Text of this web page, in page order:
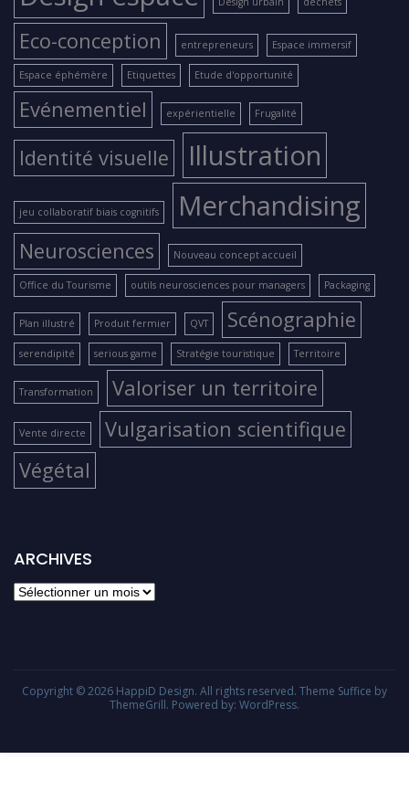
Eco-conception entrepreneurs Espace immersif
Espace éphémère Etiquettes Etude d'opportunité
Evénementiel expérientielle Frugalité
Identité visuelle Illustration
jeu collaboratif biais cognitifs Merchandising
Neurosciences Nouveau concept accueil
Office du Tourisme outils neurosciences pour managers Packaging
Plan illustré Produit fermier QVT Scénographie
serendipité serious game Stratégie touristique Territoire
Transformation Valoriser un territoire
Vente directe
Vulgarisation scientifique
Végétal
ARCHIVES
Copyright © 2026 HappiD Design. All rights reserved. Theme Suffice by
ThemeGrill. Powered by: WordPress.